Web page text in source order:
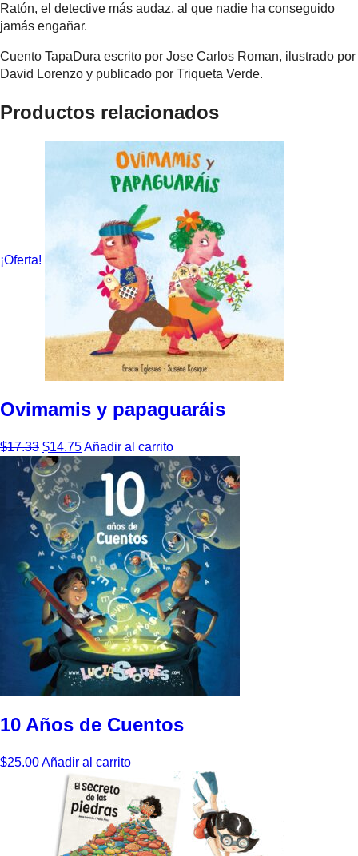
Ratón, el detective más audaz, al que nadie ha conseguido
jamás engañar.
Cuento TapaDura escrito por Jose Carlos Roman, ilustrado por
David Lorenzo y publicado por Triqueta Verde.
Productos relacionados
¡Oferta!
Ovimamis y papaguaráis
$17.33 $14.75Añadir al carrito
10 Años de Cuentos
$25.00Añadir al carrito